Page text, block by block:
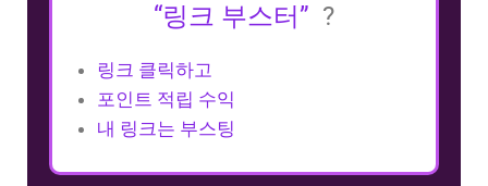
“링크 부스터” ?
링크 클릭하고
포인트 적립 수익
내 링크는 부스팅